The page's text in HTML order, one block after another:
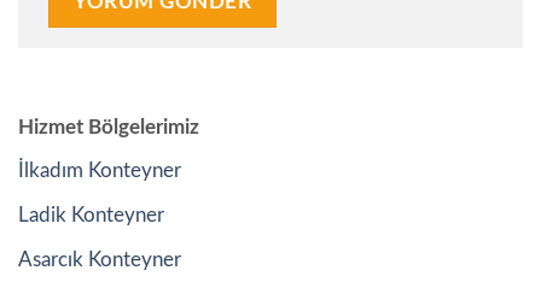
Hizmet Bölgelerimiz
İlkadım Konteyner
Ladik Konteyner
Asarcık Konteyner